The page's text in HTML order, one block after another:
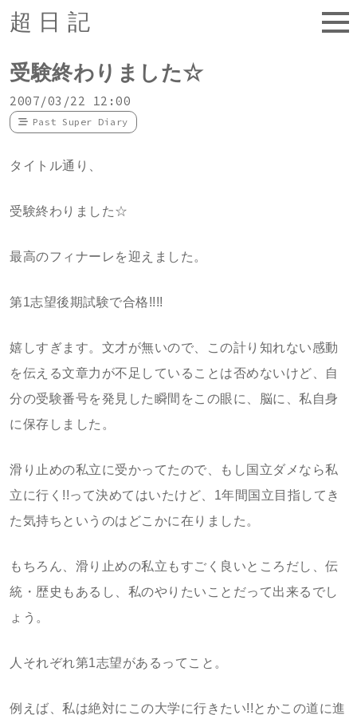
超日記
受験終わりました☆
2007/03/22 12:00
Past Super Diary
タイトル通り、
受験終わりました☆
最高のフィナーレを迎えました。
第1志望後期試験で合格!!!!
嬉しすぎます。文才が無いので、この計り知れない感動
を伝える文章力が不足していることは否めないけど、自
分の受験番号を発見した瞬間をこの眼に、脳に、私自身
に保存しました。
滑り止めの私立に受かってたので、もし国立ダメなら私
立に行く!!って決めてはいたけど、1年間国立目指してき
た気持ちというのはどこかに在りました。
もちろん、滑り止めの私立もすごく良いところだし、伝
統・歴史もあるし、私のやりたいことだって出来るでし
ょう。
人それぞれ第1志望があるってこと。
例えば、私は絶対にこの大学に行きたい!!とかこの道に進